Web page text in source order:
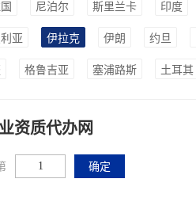
尼泊尔 斯里兰卡 印度
亚 伊拉克 伊朗 约旦
格鲁吉亚 塞浦路斯 土耳其
资质代办网
确定